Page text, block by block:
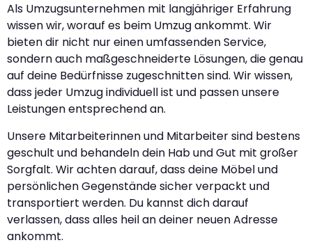
Als Umzugsunternehmen mit langjähriger Erfahrung
wissen wir, worauf es beim Umzug ankommt. Wir
bieten dir nicht nur einen umfassenden Service,
sondern auch maßgeschneiderte Lösungen, die genau
auf deine Bedürfnisse zugeschnitten sind. Wir wissen,
dass jeder Umzug individuell ist und passen unsere
Leistungen entsprechend an.
Unsere Mitarbeiterinnen und Mitarbeiter sind bestens
geschult und behandeln dein Hab und Gut mit großer
Sorgfalt. Wir achten darauf, dass deine Möbel und
persönlichen Gegenstände sicher verpackt und
transportiert werden. Du kannst dich darauf
verlassen, dass alles heil an deiner neuen Adresse
ankommt.